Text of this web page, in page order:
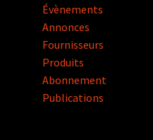
Évènements
Annonces
Fournisseurs
Produits
Abonnement
Publications